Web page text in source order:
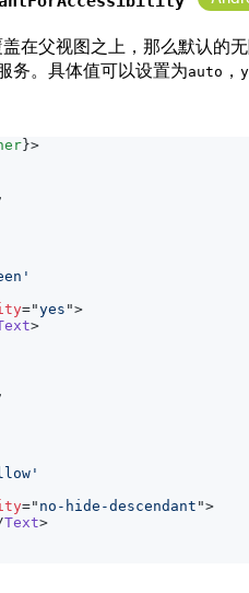
在父视图之上，那么默认的
务。具体值可以设置为auto ，
}>
,
="yes ">
>
,
=" no-hide-descendant ">
Text>